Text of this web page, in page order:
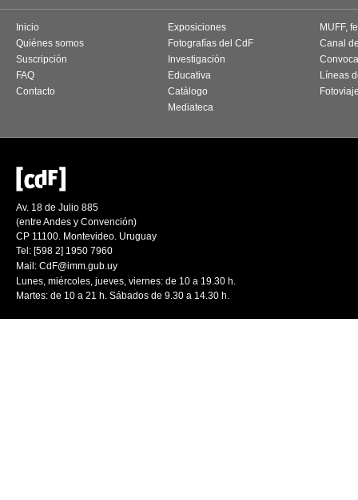
Inicio
Quiénes somos
Suscripción
FAQ
Contacto
Exposiciones
Fotografías del CdF
Investigación
Educativa
Catálogo
Mediateca
MUFF,
Canal
Líneas
Av. 18 de Julio 885
(entre Andes y Convención)
CP 11100. Montevideo. Uruguay
Tel: [598 2] 1950 7960
Mail: CdF@imm.gub.uy
Lunes, miércoles, jueves, viernes: de 10 a 19.30 h.
Martes: de 10 a 21 h. Sábados de 9.30 a 14.30 h.